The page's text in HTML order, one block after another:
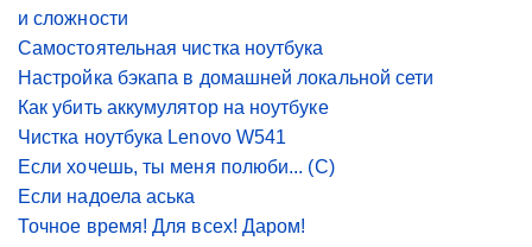
и сложности
Самостоятельная чистка ноутбука
Настройка бэкапа в домашней локальной сети
Как убить аккумулятор на ноутбуке
Чистка ноутбука Lenovo W541
Если хочешь, ты меня полюби... (С)
Если надоела аська
Точное время! Для всех! Даром!